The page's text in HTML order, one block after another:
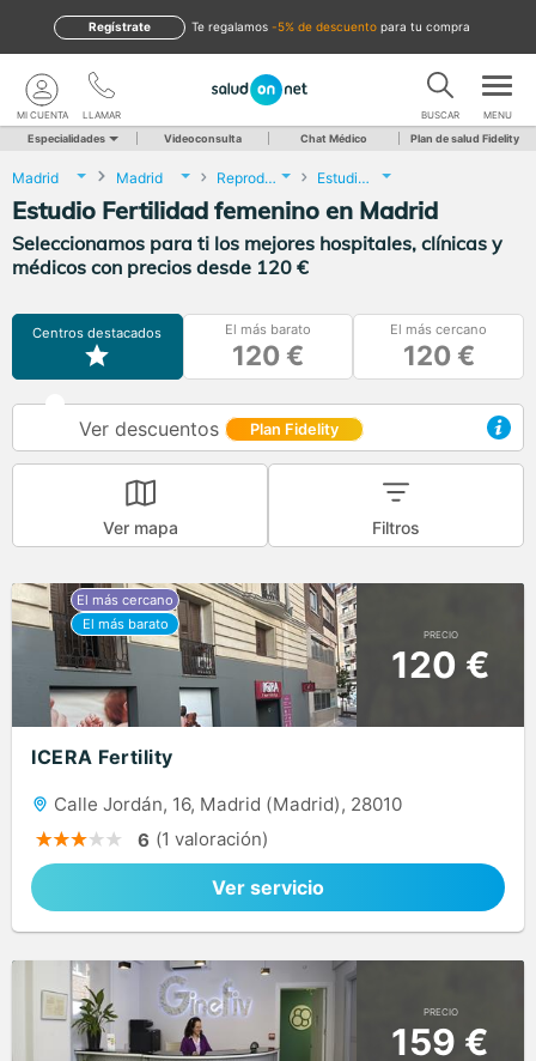
te regalamos -5% de descuento para tu compra
Regístrate
LLAMAR
MI CUENTA BUSCAR MENU
Especialidades Videoconsulta Chat Médico Plan de salud Fidelity
Madrid Madrid Reproducción asistida Estudio Fertilidad femenino
Estudio Fertilidad femenino en Madrid
Seleccionamos para ti los mejores hospitales, clínicas y
médicos con precios desde 120 €
Centros destacados El más barato
120 €
El más cercano
120 €
Ver descuentos Plan Fidelity
Ver mapa Filtros
PRECIO
120 €
ICERA Fertility
Calle Jordán, 16, Madrid (Madrid), 28010
6 (1 valoración)
Ver servicio
PRECIO
159 €